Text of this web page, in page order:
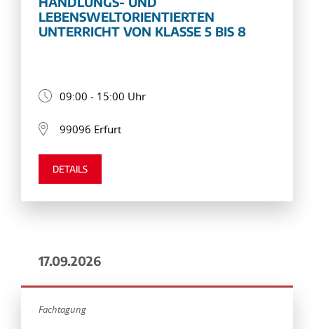
LEBENSWELTORIENTIERTEN
UNTERRICHT VON KLASSE 5 BIS 8
09:00 - 15:00 Uhr
99096 Erfurt
DETAILS
17.09.2026
Fachtagung